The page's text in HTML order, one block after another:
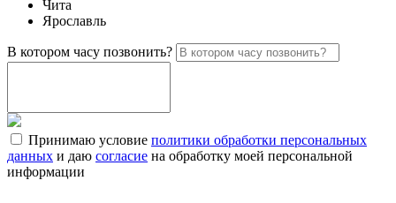
Чита
Ярославль
В котором часу позвонить?
Принимаю условие политики обработки персональных
данных и даю согласие на обработку моей персональной
информации